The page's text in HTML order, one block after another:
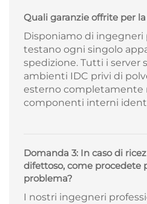
Quali garanzie offrite per
Disponiamo di ingegneri
testano ogni singolo
spedizione. Tutti i server
ambienti IDC privi di
esterno completamente
componenti interni
Domanda 3: In caso di
difettoso, come procedete
problema?
I nostri ingegneri